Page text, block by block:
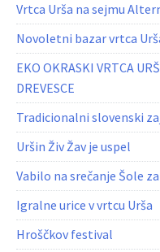
Vrtca Urša na sejmu
Novoletni bazar vrtca
EKO OKRASKI VRTCA
DREVESCE
Tradicionalni slovenski
Uršin Živ Žav je uspel
Vabilo na srečanje Šole
Igralne urice v vrtcu Urša
Hroščkov festival